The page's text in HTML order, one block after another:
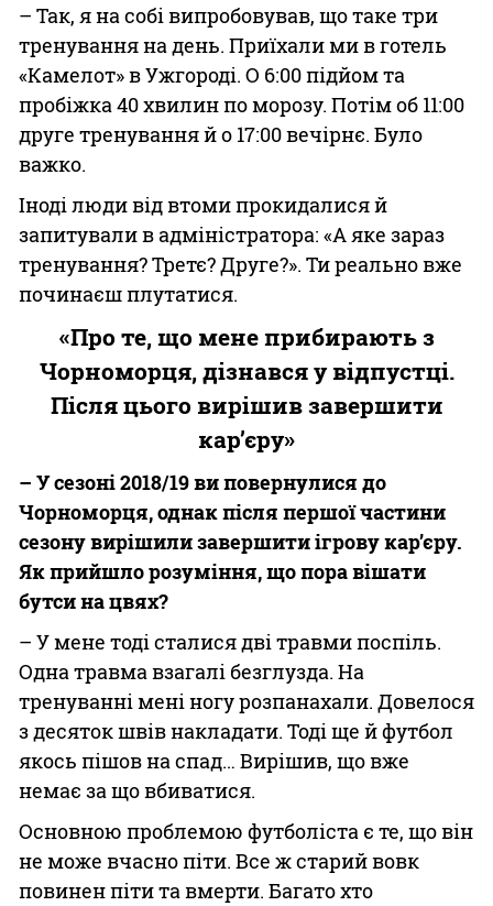
– Так, я на собі випробовував, що таке три
тренування на день. Приїхали ми в готель
«Камелот» в Ужгороді. О 6:00 підйом та
пробіжка 40 хвилин по морозу. Потім об 11:00
друге тренування й о 17:00 вечірнє. Було
важко.
Іноді люди від втоми прокидалися й
запитували в адміністратора: «А яке зараз
тренування? Третє? Друге?». Ти реально вже
починаєш плутатися.
«Про те, що мене прибирають з
Чорноморця, дізнався у відпустці.
Після цього вирішив завершити
кар’єру»
– У сезоні 2018/19 ви повернулися до
Чорноморця, однак після першої частини
сезону вирішили завершити ігрову кар’єру.
Як прийшло розуміння, що пора вішати
бутси на цвях?
– У мене тоді сталися дві травми поспіль.
Одна травма взагалі безглузда. На
тренуванні мені ногу розпанахали. Довелося
з десяток швів накладати. Тоді ще й футбол
якось пішов на спад… Вирішив, що вже
немає за що вбиватися.
Основною проблемою футболіста є те, що він
не може вчасно піти. Все ж старий вовк
повинен піти та вмерти. Багато хто